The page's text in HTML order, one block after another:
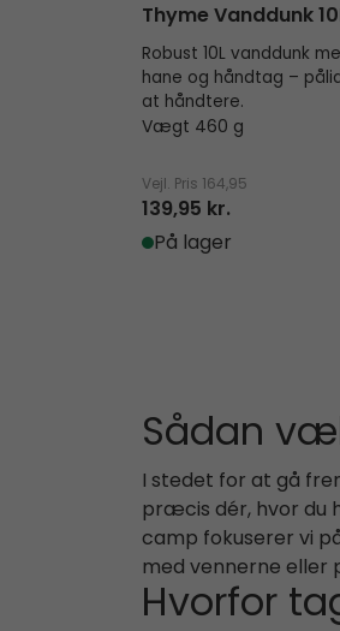
Thyme Vanddunk
Robust 10L vanddunk
hane og håndtag –
at håndtere.
Vægt 460 g
Vejl. Pris 164,95
139,95 kr.
På lager
Sådan
I stedet for at gå
præcis dér, hvor du
camp fokuserer vi
med vennerne eller
Hvorfor